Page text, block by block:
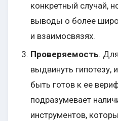
конкретный случай,
выводы о более
и взаимосвязях.
Проверяемость.
выдвинуть гипотезу,
быть готов к ее
подразумевает
инструментов,